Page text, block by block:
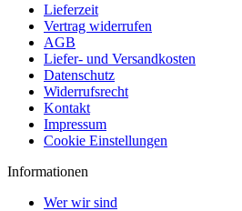
Lieferzeit
Vertrag widerrufen
AGB
Liefer- und Versandkosten
Datenschutz
Widerrufsrecht
Kontakt
Impressum
Cookie Einstellungen
Informationen
Wer wir sind